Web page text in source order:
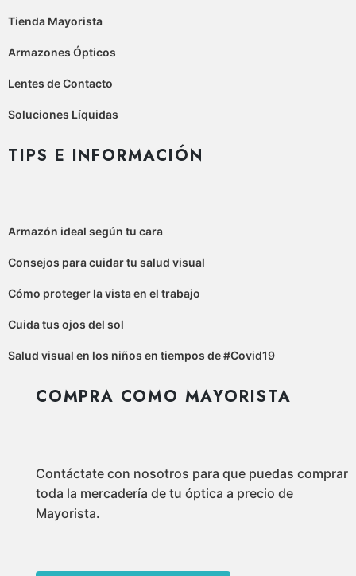
Tienda Mayorista
Armazones Ópticos
Lentes de Contacto
Soluciones Líquidas
TIPS E INFORMACIÓN
Armazón ideal según tu cara
Consejos para cuidar tu salud visual
Cómo proteger la vista en el trabajo
Cuida tus ojos del sol
Salud visual en los niños en tiempos de #Covid19
COMPRA COMO MAYORISTA
Contáctate con nosotros para que puedas comprar
toda la mercadería de tu óptica a precio de
Mayorista.